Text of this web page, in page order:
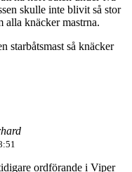
skulle inte blivit så stor
alla knäcker mastrna.
starbåtsmast så knäcker
ordförande i Viper